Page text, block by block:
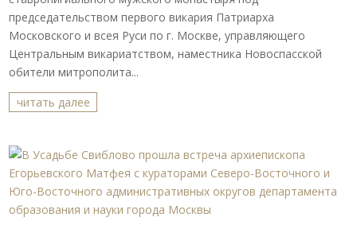
председательством первого викария Патриарха
Московского и всея Руси по г. Москве, управляющего
Центральным викариатством, наместника Новоспасской
обители митрополита...
читать далее